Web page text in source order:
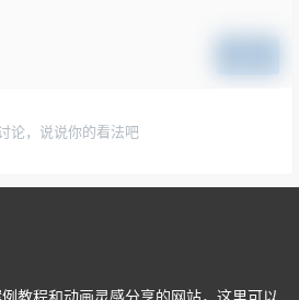
论，说说你的看法吧